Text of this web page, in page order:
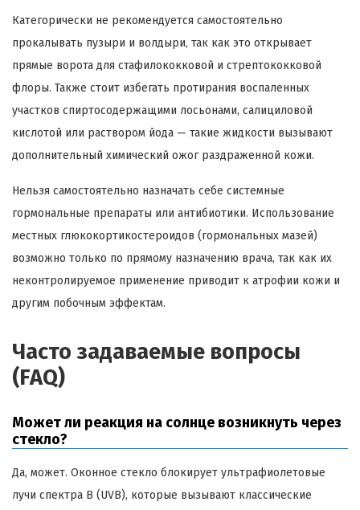
Категорически не рекомендуется самостоятельно
прокалывать пузыри и волдыри, так как это открывает
прямые ворота для стафилококковой и стрептококковой
флоры. Также стоит избегать протирания воспаленных
участков спиртосодержащими лосьонами, салициловой
кислотой или раствором йода — такие жидкости вызывают
дополнительный химический ожог раздраженной кожи.
Нельзя самостоятельно назначать себе системные
гормональные препараты или антибиотики. Использование
местных глюкокортикостероидов (гормональных мазей)
возможно только по прямому назначению врача, так как их
неконтролируемое применение приводит к атрофии кожи и
другим побочным эффектам.
Часто задаваемые вопросы
(FAQ)
Может ли реакция на солнце возникнуть через
стекло?
Да, может. Оконное стекло блокирует ультрафиолетовые
лучи спектра В (UVB), которые вызывают классические